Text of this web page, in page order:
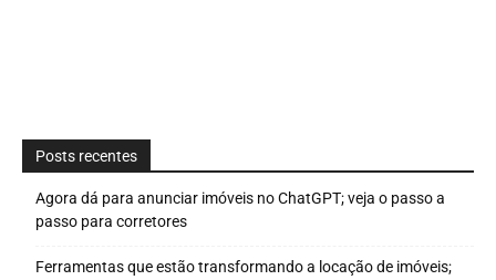
Posts recentes
Agora dá para anunciar imóveis no ChatGPT; veja o passo a
passo para corretores
Ferramentas que estão transformando a locação de imóveis;